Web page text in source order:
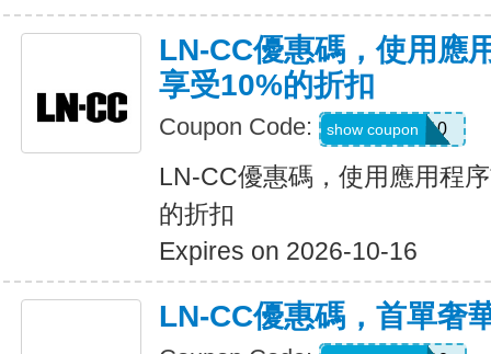
LN-CC優惠碼，使用應
享受10%的折扣
Coupon Code: APP10
show coupon
LN-CC優惠碼，使用應用程
的折扣
Expires on 2026-10-16
LN-CC優惠碼，首單奢